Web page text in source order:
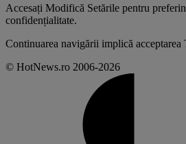
Accesați Modifică Setările pentru
confidențialitate.
Continuarea navigării implică acceptarea
© HotNews.ro 2006-2026